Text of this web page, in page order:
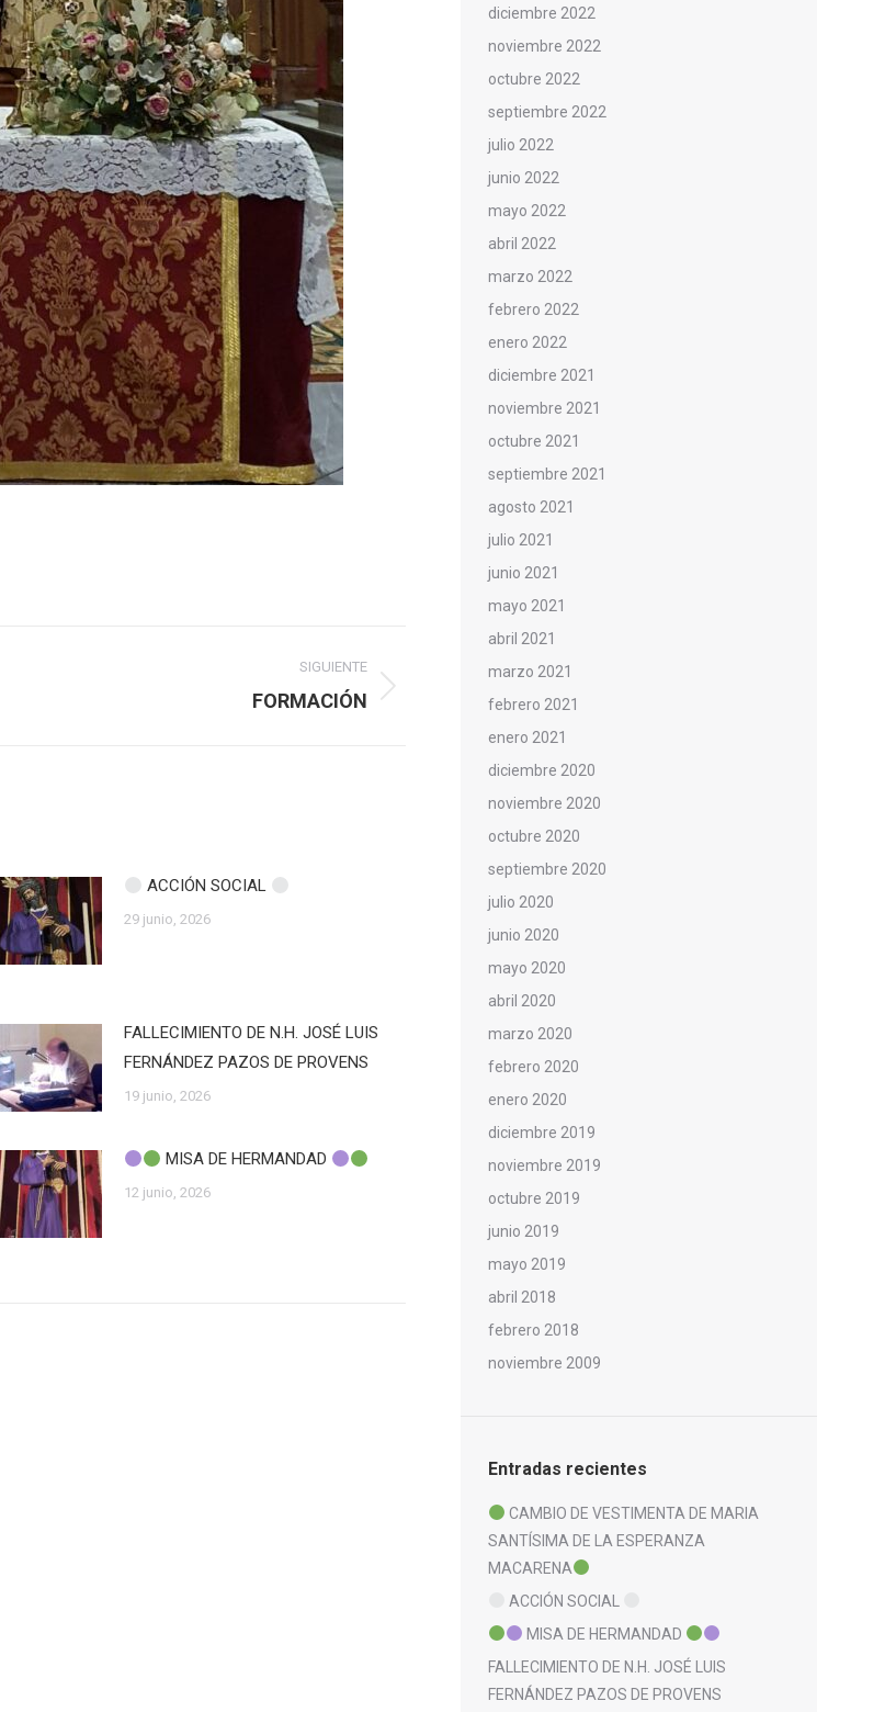
SIGUIENTE
FORMACIÓN
ACCIÓN SOCIAL
29 junio, 2026
FALLECIMIENTO DE N.H. JOSÉ LUIS
FERNÁNDEZ PAZOS DE PROVENS
19 junio, 2026
MISA DE HERMANDAD
12 junio, 2026
diciembre 2022
noviembre 2022
octubre 2022
septiembre 2022
julio 2022
junio 2022
mayo 2022
abril 2022
marzo 2022
febrero 2022
enero 2022
diciembre 2021
noviembre 2021
octubre 2021
septiembre 2021
agosto 2021
julio 2021
junio 2021
mayo 2021
abril 2021
marzo 2021
febrero 2021
enero 2021
diciembre 2020
noviembre 2020
octubre 2020
septiembre 2020
julio 2020
junio 2020
mayo 2020
abril 2020
marzo 2020
febrero 2020
enero 2020
diciembre 2019
noviembre 2019
octubre 2019
junio 2019
mayo 2019
abril 2018
febrero 2018
noviembre 2009
Entradas recientes
CAMBIO DE VESTIMENTA DE MARIA
SANTÍSIMA DE LA ESPERANZA
MACARENA
ACCIÓN SOCIAL
MISA DE HERMANDAD
FALLECIMIENTO DE N.H. JOSÉ LUIS
FERNÁNDEZ PAZOS DE PROVENS